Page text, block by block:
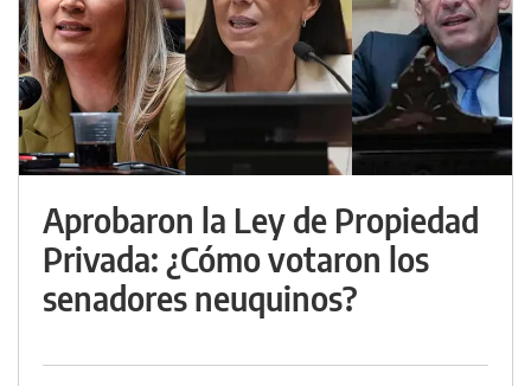
Aprobaron la Ley de Propiedad
Privada: ¿Cómo votaron los
senadores neuquinos?